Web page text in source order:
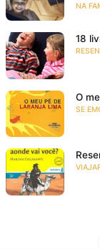
NA
18
O
SE